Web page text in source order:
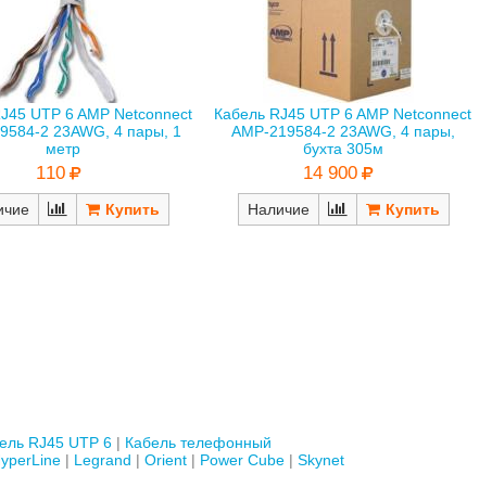
UTP 6 AMP Netconnect
2 23AWG, 4 пары, 1
метр
110
Кабель RJ45 UTP 6 AMP Netconnect
AMP-219584-2 23AWG, 4 пары,
бухта 305м
14 900
Наличие
RJ45 UTP 6
Кабель телефонный
Legrand Orient Power Cube Skynet